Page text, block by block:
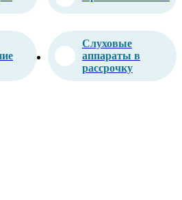
Слуховые
аппараты в
рассрочку